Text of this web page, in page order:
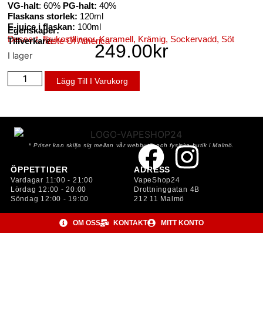
VG-halt: 60% PG-halt: 40%
Flaskans storlek: 120ml
E-juice i flaskan: 100ml
Egenskaper:
Dessert,Frukostflingor,Karamell, Krämig, Sockervadd, Söt
Tillverkare:Taste Of America249.00kr
I lager
Lägg Till I Varukorg
*Priser kan skilja sig mellan vår webbutik och fysiska butik i Malmö.
ÖPPETTIDER
Vardagar 11:00 - 21:00
Lördag 12:00 - 20:00
Söndag 12:00 - 19:00
ADRESS
VapeShop24
Drottninggatan 4B
212 11 Malmö
OM OSS KONTAKT MITT KONTO